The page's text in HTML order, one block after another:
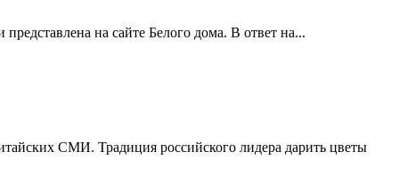
на сайте Белого дома. В ответ на...
СМИ. Традиция российского лидера дарить цветы